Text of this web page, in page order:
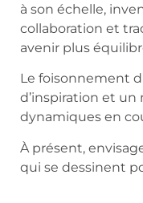
à son échelle,
collaboration et
avenir plus
Le foisonnement
d’inspiration et
dynamiques en
À présent,
qui se dessinent